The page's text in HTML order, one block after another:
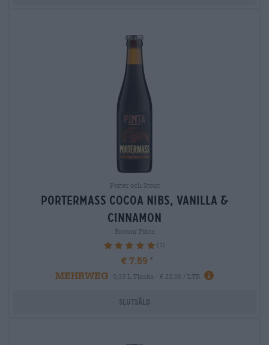
Porter och Stout
portermass cocoa nibs, vanilla &
cinnamon
Browar Pinta
100% (1)
€ 7,59
MEHRWEG
0,33 L Flaska - € 23,00 / LTR
Slutsåld